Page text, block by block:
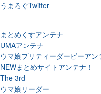
うまろぐTwitter
まとめくすアンテナ
UMAアンテナ
ウマ娘プリティーダービーアン
NEWまとめサイトアンテナ！
The 3rd
ウマ娘リーダー